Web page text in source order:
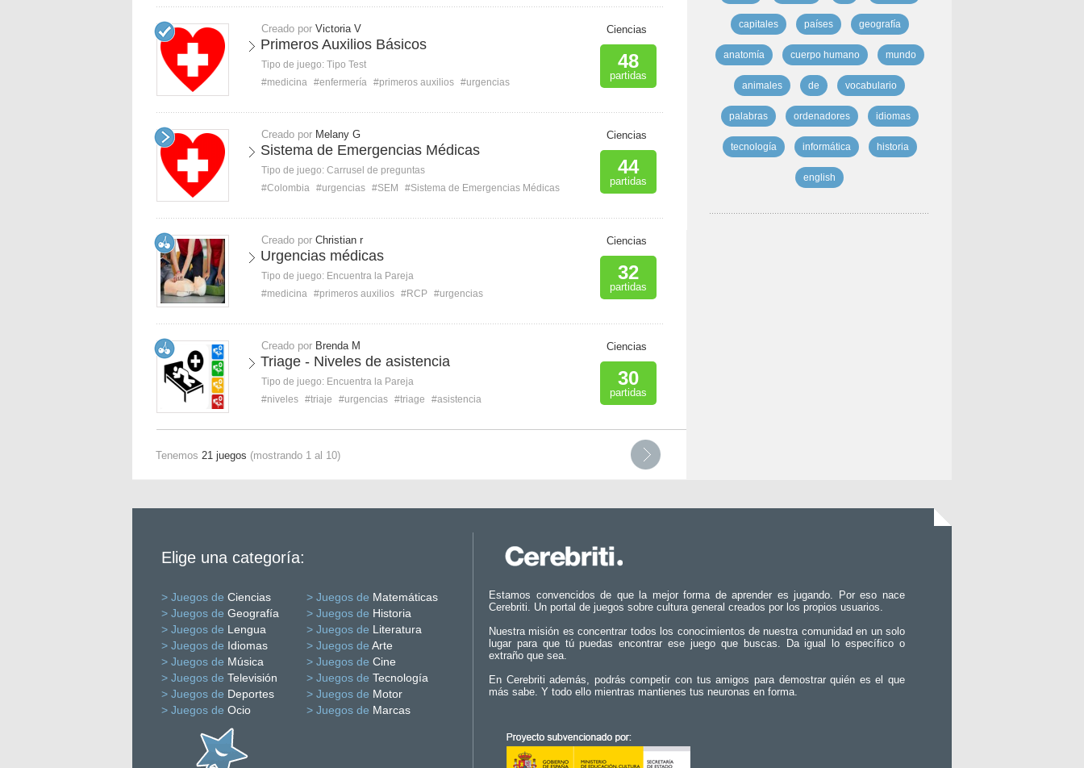
Creado por Victoria V
Primeros Auxilios Básicos
Tipo de juego: Tipo Test
#medicina #enfermería #primeros auxilios #urgencias
Ciencias
48
partidas
Creado por Melany G
Sistema de Emergencias Médicas
Tipo de juego: Carrusel de preguntas
#Colombia #urgencias #SEM #Sistema de Emergencias Médicas
Ciencias
44
partidas
Creado por Christian r
Urgencias médicas
Tipo de juego: Encuentra la Pareja
#medicina #primeros auxilios #RCP #urgencias
Ciencias
32
partidas
Creado por Brenda M
Triage - Niveles de asistencia
Tipo de juego: Encuentra la Pareja
#niveles #triaje #urgencias #triage #asistencia
Ciencias
30
partidas
Tenemos 21 juegos (mostrando 1 al 10)
capitales países geografía
anatomía cuerpo humano mundo
animales de vocabulario
palabras ordenadores idiomas
tecnología informática historia
english
Elige una categoría:
> Juegos de Ciencias > Juegos de Matemáticas
> Juegos de Geografía > Juegos de Historia
> Juegos de Lengua > Juegos de Literatura
> Juegos de Idiomas > Juegos de Arte
> Juegos de Música > Juegos de Cine
> Juegos de Televisión > Juegos de Tecnología
> Juegos de Deportes > Juegos de Motor
> Juegos de Ocio > Juegos de Marcas
Estamos convencidos de que la mejor forma de aprender es jugando. Por eso nace
Cerebriti. Un portal de juegos sobre cultura general creados por los propios usuarios.
Nuestra misión es concentrar todos los conocimientos de nuestra comunidad en un solo
lugar para que tú puedas encontrar ese juego que buscas. Da igual lo específico o
extraño que sea.
En Cerebriti además, podrás competir con tus amigos para demostrar quién es el que
más sabe. Y todo ello mientras mantienes tus neuronas en forma.